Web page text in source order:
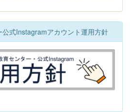
式Instagramアカウント運用方針